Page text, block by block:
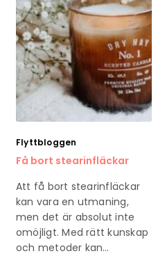
Flyttbloggen
Få bort stearinfläckar
Att få bort stearinfläckar
kan vara en utmaning,
men det är absolut inte
omöjligt. Med rätt kunskap
och metoder kan…